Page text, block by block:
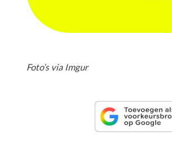
Foto’s via Imgur